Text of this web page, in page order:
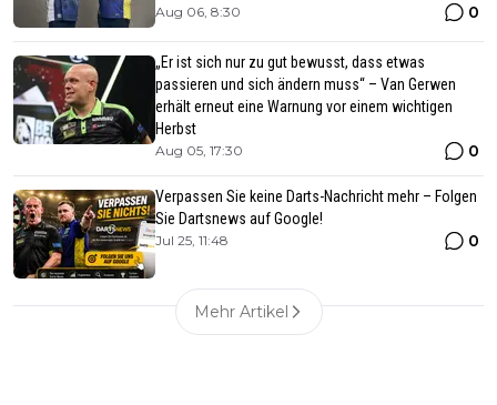
Aug 06, 8:30 0
„Er ist sich nur zu gut bewusst, dass etwas
passieren und sich ändern muss“ – Van Gerwen
erhält erneut eine Warnung vor einem wichtigen
Herbst
Aug 05, 17:30 0
Verpassen Sie keine Darts-Nachricht mehr – Folgen
Sie Dartsnews auf Google!
Jul 25, 11:48 0
Mehr Artikel